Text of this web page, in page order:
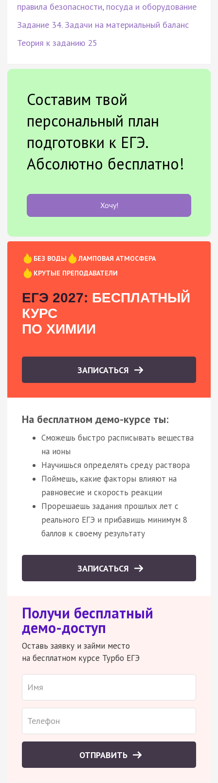
правила безопасности, посуда и оборудование
Задание 34. Задачи на материальный баланс
Теория к заданию 25
Составим твой
персональный план
подготовки к ЕГЭ.
Абсолютно бесплатно!
Хочу!
БЕЗ ВОДЫ
ЛАМПОВАЯ АТМОСФЕРА
КРУТЫЕ ПРЕПОДАВАТЕЛИ
ЕГЭ 2027: БЕСПЛАТНЫЙ
КУРС
ПО ХИМИИ
ЗАПИСАТЬСЯ
На бесплатном демо-курсе ты:
Сможешь быстро расписывать вещества
на ионы
Научишься определять среду раствора
Поймешь, какие факторы влияют на
равновесие и скорость реакции
Прорешаешь задания прошлых лет с
реального ЕГЭ и прибавишь минимум 8
баллов к своему результату
ЗАПИСАТЬСЯ
Получи бесплатный
демо-доступ
Оставь заявку и займи место
на бесплатном курсе Турбо ЕГЭ
ОТПРАВИТЬ